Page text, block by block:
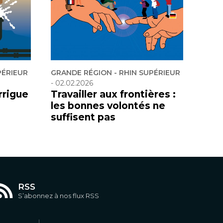
GRANDE RÉGION - RHIN SUPÉRIEUR
- 02.02.2026
Travailler aux frontières :
les bonnes volontés ne
suffisent pas
RSS
S’abonnez à nos flux RSS